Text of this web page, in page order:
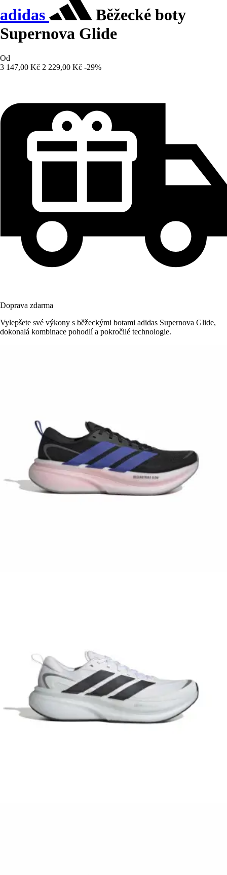
adidas
Běžecké boty
Supernova Glide
Od
3 147,00 Kč 2 229,00 Kč -29%
Doprava zdarma
Vylepšete své výkony s běžeckými botami adidas Supernova Glide,
dokonalá kombinace pohodlí a pokročilé technologie.